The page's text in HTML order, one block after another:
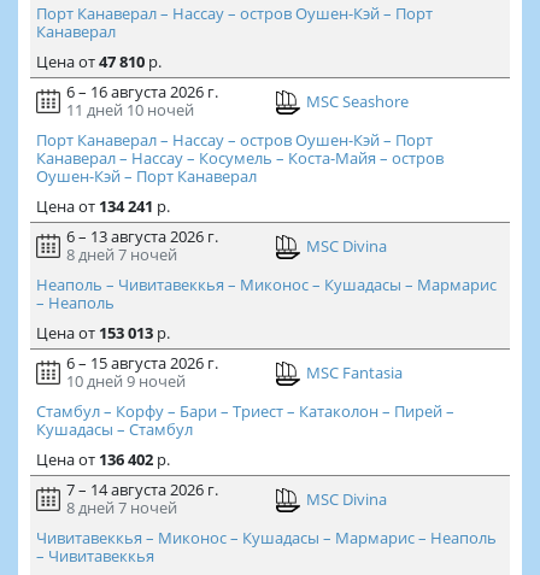
Порт Канаверал – Нассау – остров Оушен-Кэй – Порт
Канаверал
Ценаот47 810р.
6 – 16 августа 2026 г.
11 дней 10 ночей
MSC Seashore
Порт Канаверал – Нассау – остров Оушен-Кэй – Порт
Канаверал – Нассау – Косумель – Коста-Майя – остров
Оушен-Кэй – Порт Канаверал
Ценаот 134 241 р.
6 – 13 августа 2026 г.
8 дней 7 ночей
MSC Divina
Неаполь – Чивитавеккья – Миконос – Кушадасы – Мармарис
– Неаполь
Ценаот 153 013р.
6 – 15 августа 2026 г.
10 дней 9 ночей
MSC Fantasia
Стамбул – Корфу – Бари – Триест – Катаколон – Пирей –
Кушадасы – Стамбул
Ценаот 136 402р.
7 – 14 августа 2026 г.
8 дней 7 ночей
MSC Divina
Чивитавеккья – Миконос – Кушадасы – Мармарис – Неаполь
– Чивитавеккья